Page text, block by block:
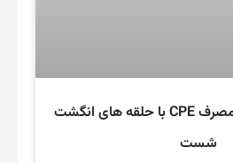
گان پلاستیکی یکبار مصرف CPE با حلقه های انگشت
شست